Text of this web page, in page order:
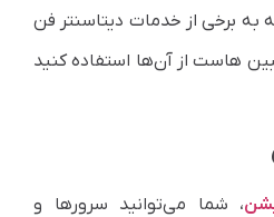
به برخی از خدمات دیتاسنتر فن
هاست از آن‌ها استفاده کنید
، شما می‌توانید سرورها و